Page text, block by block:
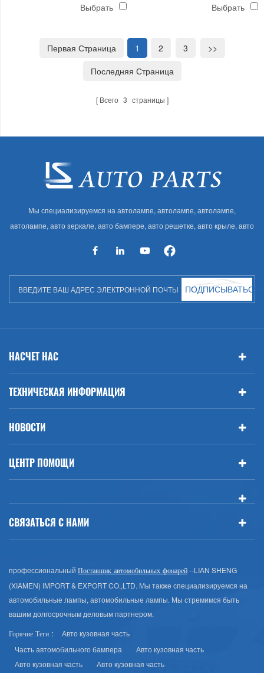
Выбрать Выбрать
Первая Страница 1 2 3
>>
Последняя Страница
Всего 3 страницы
Мы специализируемся на автолампе, автолампе, автолампе,
автолампе, авто зеркале, авто бампере, авто решетке, авто крыле, авто
автозапчастей для Audi, VW, Benz, BMW
ПОДПИСЫВАТЬСЯ
НАСЧЕТ НАС
ТЕХНИЧЕСКАЯ ИНФОРМАЦИЯ
НОВОСТИ
ЦЕНТР ПОМОЩИ
СВЯЗАТЬСЯ С НАМИ
профессиональный Поставщик автомобильных фонарей--LIAN SHENG
(XIAMEN) IMPORT & EXPORT CO.,LTD. Мы также специализируемся на
автомобильные лампы, автомобильные лампы. Мы стремимся быть
вашим долгосрочным деловым партнером.
Горячие Теги :
Авто кузовная часть
Часть автомобильного бампера
Авто кузовная часть
Авто кузовная часть
Авто кузовная часть